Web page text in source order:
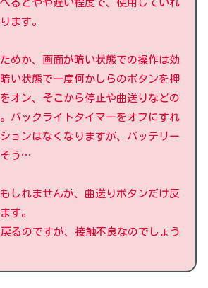
るとやや遅い程度で、使用していれ
ます。
めか、画面が暗い状態での操作は効
い状態で一度何かしらのボタンを押
オン、そこから停止や曲送りなどの
バックライトタイマーをオフにすれ
ョンはなくなりますが、バッテリー
そう…
しれませんが、曲送りボタンだけ反
す。
るのですが、接触不良なのでしょう